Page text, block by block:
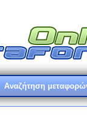
Αναζήτηση